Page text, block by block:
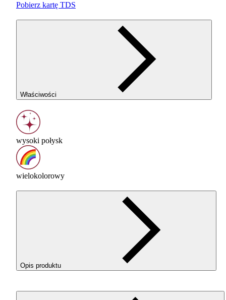
Pobierz kartę TDS
Właściwości
wysoki połysk
wielokolorowy
Opis produktu
Filament 3D ReFillPLARainbow Silk Fire od Rosa3D oferuje